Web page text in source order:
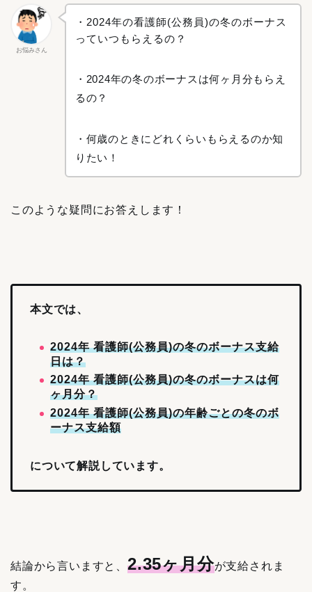
お悩みさん
・2024年の看護師(公務員)の冬のボーナス
っていつもらえるの？
・2024年の冬のボーナスは何ヶ月分もらえ
るの？
・何歳のときにどれくらいもらえるのか知
りたい！
このような疑問にお答えします！
本文では、
2024年 看護師(公務員)の冬のボーナス支給
日は？
2024年 看護師(公務員)の冬のボーナスは何
ヶ月分？
2024年 看護師(公務員)の年齢ごとの冬のボ
ーナス支給額
について解説しています。
結論から言いますと、 2.35ヶ月分が支給されま
す。